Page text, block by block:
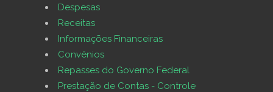
Despesas
Receitas
Informações Financeiras
Convênios
Repasses do Governo Federal
Prestação de Contas - Controle